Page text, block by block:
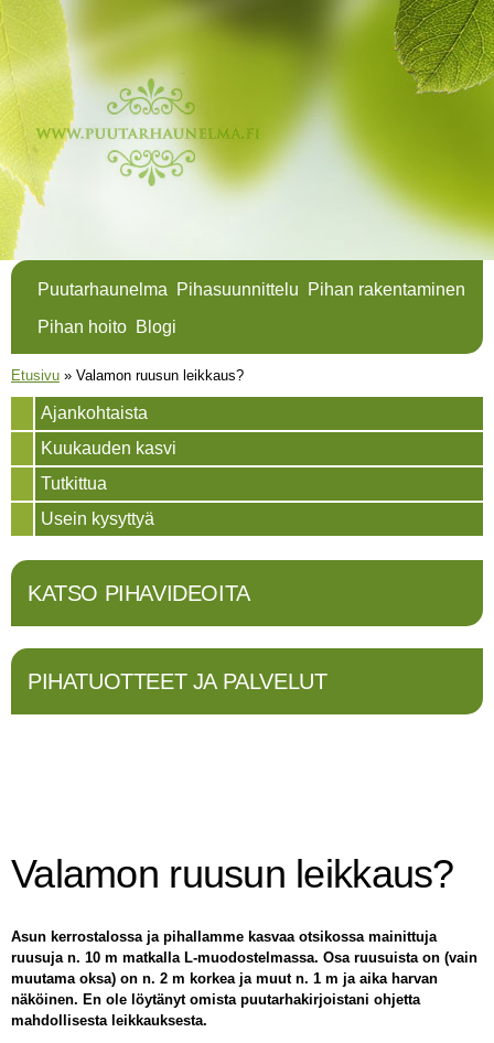
Puutarhaunelma Pihasuunnittelu
Pihan rakentaminen
Pihan hoito Blogi
Olet täällä
Etusivu » Valamon ruusun leikkaus?
Ajankohtaista
Kuukauden kasvi
Tutkittua
Usein kysyttyä
KATSO PIHAVIDEOITA
PIHATUOTTEET JA PALVELUT
Valamon ruusun leikkaus?
Asun kerrostalossa ja pihallamme kasvaa otsikossa mainittuja
ruusuja n. 10 m matkalla L-muodostelmassa. Osa ruusuista on (vain
muutama oksa) on n. 2 m korkea ja muut n. 1 m ja aika harvan
näköinen. En ole löytänyt omista puutarhakirjoistani ohjetta
mahdollisesta leikkauksesta.